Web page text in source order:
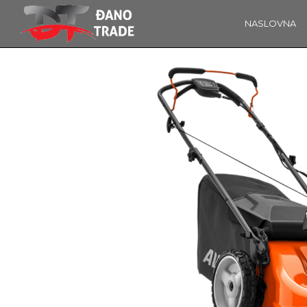
16
KOLOVOZ
2019
OBAVIJEST!
14
PROSINAC
ĐANO TRADE –
ŠTO O NAMA
GOVORE
MEDIJI
NASLOVNA